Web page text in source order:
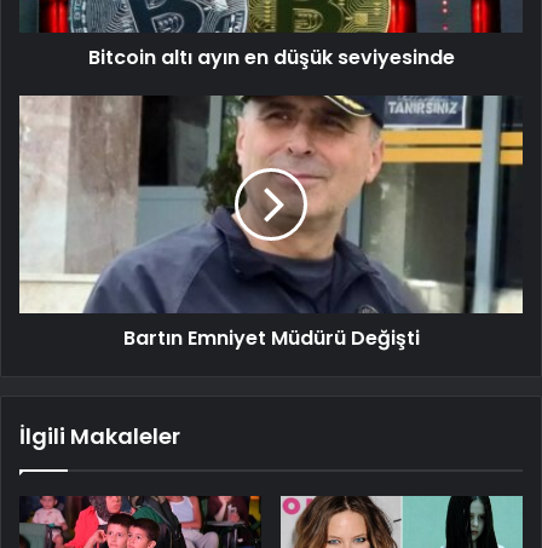
Bitcoin altı ayın en düşük seviyesinde
Bartın Emniyet Müdürü Değişti
İlgili Makaleler